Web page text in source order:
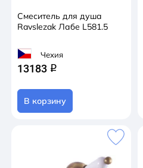
Смеситель для душа
Ravslezak Лабе L581.5
Чехия
13183 q
В корзину